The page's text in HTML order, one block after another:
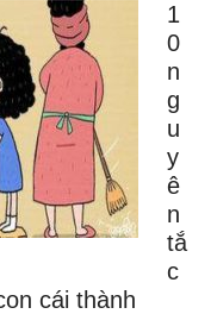
1
0
n
g
u
y
ê
n
tắ
c
cái thành